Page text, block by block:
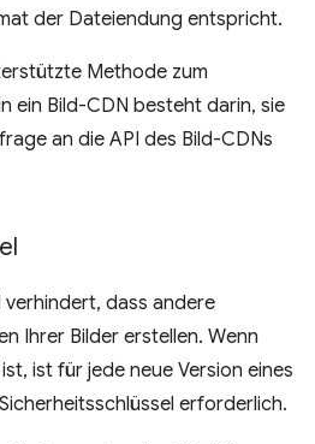
der Dateiendung entspricht.
Methode zum
ein Bild-CDN besteht darin, sie
an die API des Bild-CDNs
verhindert, dass andere
Ihrer Bilder erstellen. Wenn
ist für jede neue Version eines
erforderlich.